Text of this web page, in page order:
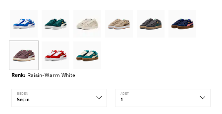
Renk: Raisin-Warm White
BEDEN ADET